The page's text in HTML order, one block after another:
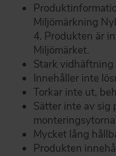
Miljömärkning
4. Produkten är
Miljömärket.
Stark
Innehåller inte
Torkar inte ut,
Sätter inte av sig
monteringsytorna
Mycket lång
Produkten